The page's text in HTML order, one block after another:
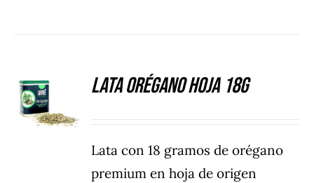
DETALLES
Lata Orégano hoja 18g
Lata con 18 gramos de orégano
premium en hoja de origen